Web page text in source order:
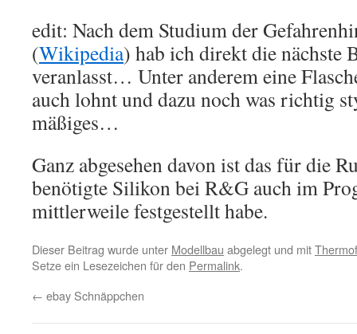
edit: Nach dem Studium der
(Wikipedia) hab ich direkt die nächste
veranlasst… Unter anderem eine
auch lohnt und dazu noch was richtig
mäßiges…
Ganz abgesehen davon ist das für die
benötigte Silikon bei R&G auch im
mittlerweile festgestellt habe.
Dieser Beitrag wurde unter Modellbau abgelegt und mit
Setze ein Lesezeichen für den Permalink.
← ebay Schnäppchen